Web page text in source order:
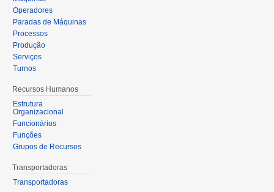
Operadores
Paradas de Máquinas
Processos
Produção
Serviços
Turnos
Recursos Humanos
Estrutura
Organizacional
Funcionários
Funções
Grupos de Recursos
Transportadoras
Transportadoras